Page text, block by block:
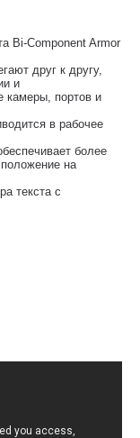
Bi-Component Armor
друг к другу,
и
камеры, портов и
в рабочее
более
на
текста с